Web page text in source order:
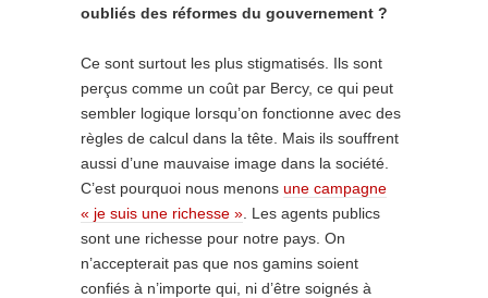
oubliés des réformes du gouvernement ?
Ce sont surtout les plus stigmatisés. Ils sont
perçus comme un coût par Bercy, ce qui peut
sembler logique lorsqu’on fonctionne avec des
règles de calcul dans la tête. Mais ils souffrent
aussi d’une mauvaise image dans la société.
C’est pourquoi nous menons une campagne
« je suis une richesse » . Les agents publics
sont une richesse pour notre pays. On
n’accepterait pas que nos gamins soient
confiés à n’importe qui, ni d’être soignés à